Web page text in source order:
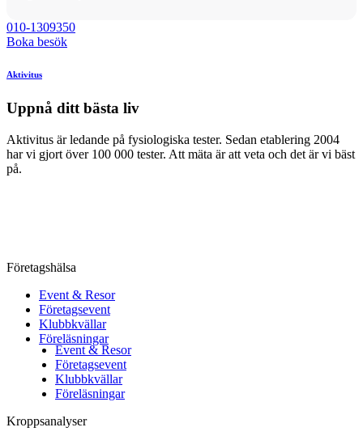
010-1309350
Boka besök
Aktivitus
Uppnå ditt bästa liv
Aktivitus är ledande på fysiologiska tester. Sedan etablering 2004
har vi gjort över 100 000 tester. Att mäta är att veta och det är vi bäst
på.
Företagshälsa
Event & Resor
Företagsevent
Klubbkvällar
Föreläsningar
Event & Resor
Företagsevent
Klubbkvällar
Föreläsningar
Kroppsanalyser